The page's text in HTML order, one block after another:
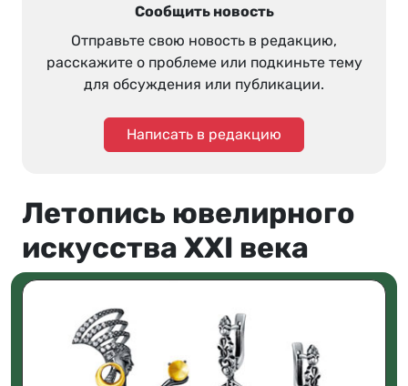
Сообщить новость
Отправьте свою новость в редакцию,
расскажите о проблеме или подкиньте тему
для обсуждения или публикации.
Написать в редакцию
Летопись ювелирного
искусства XXI века